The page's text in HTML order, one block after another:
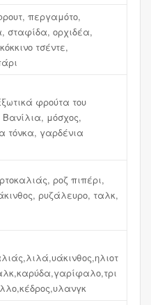
περγαμότο,
σταφίδα, ορχιδέα,
τσέντε,
φρούτα του
μόσχος,
τόνκα, γαρδένια
ροζ πιπέρι,
ρυζάλευρο, ταλκ,